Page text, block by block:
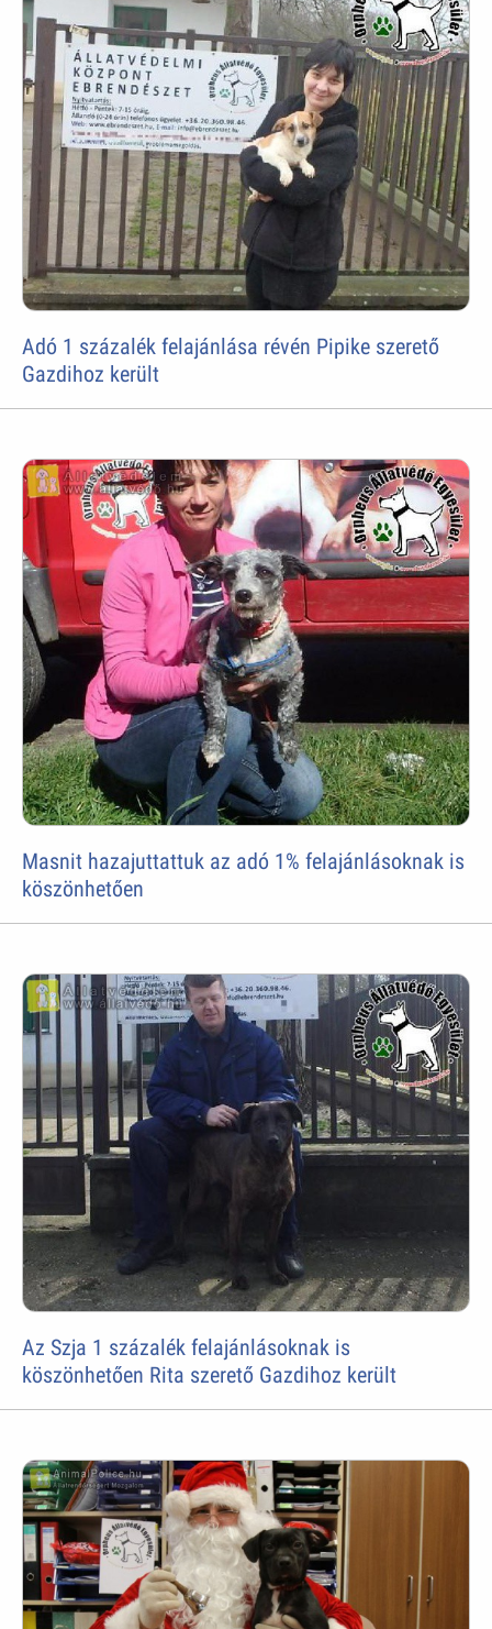
Adó 1 százalék felajánlása révén Pipike szerető
Gazdihoz került
Masnit hazajuttattuk az adó 1% felajánlásoknak is
köszönhetően
Az Szja 1 százalék felajánlásoknak is
köszönhetően Rita szerető Gazdihoz került